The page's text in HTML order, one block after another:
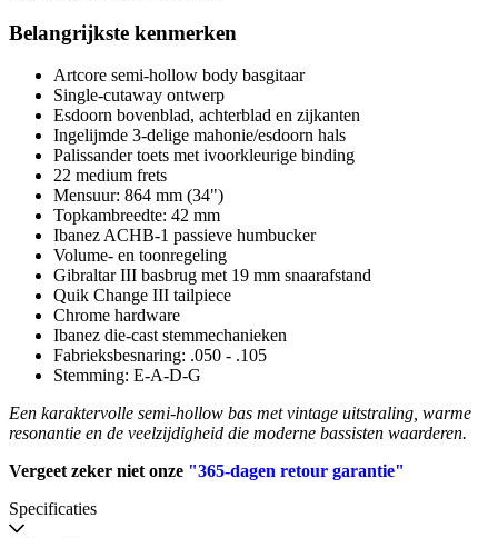
Belangrijkste kenmerken
Artcore semi-hollow body basgitaar
Single-cutaway ontwerp
Esdoorn bovenblad, achterblad en zijkanten
Ingelijmde 3-delige mahonie/esdoorn hals
Palissander toets met ivoorkleurige binding
22 medium frets
Mensuur: 864 mm (34")
Topkambreedte: 42 mm
Ibanez ACHB-1 passieve humbucker
Volume- en toonregeling
Gibraltar III basbrug met 19 mm snaarafstand
Quik Change III tailpiece
Chrome hardware
Ibanez die-cast stemmechanieken
Fabrieksbesnaring: .050 - .105
Stemming: E-A-D-G
Een karaktervolle semi-hollow bas met vintage uitstraling, warme
resonantie en de veelzijdigheid die moderne bassisten waarderen.
Vergeet zeker niet onze "365-dagen retour garantie"
Specificaties